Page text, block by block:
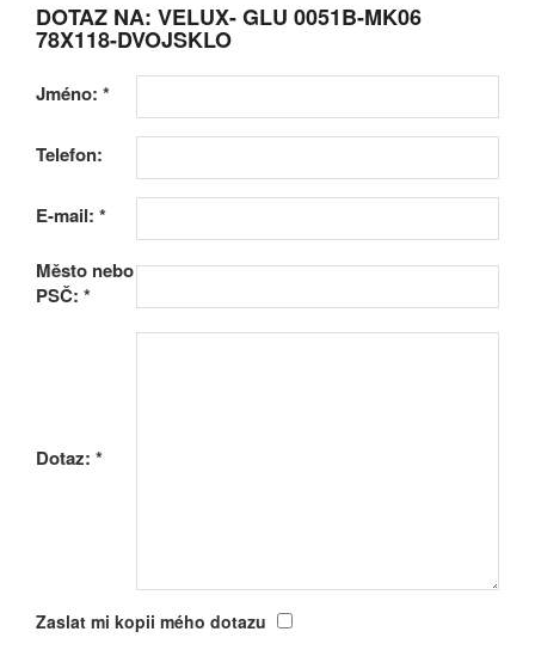
DOTAZ NA: VELUX- GLU 0051B-MK06
78X118-DVOJSKLO
Jméno: *
Telefon:
E-mail: *
Město nebo
PSČ: *
Dotaz: *
Zaslat mi kopii mého dotazu